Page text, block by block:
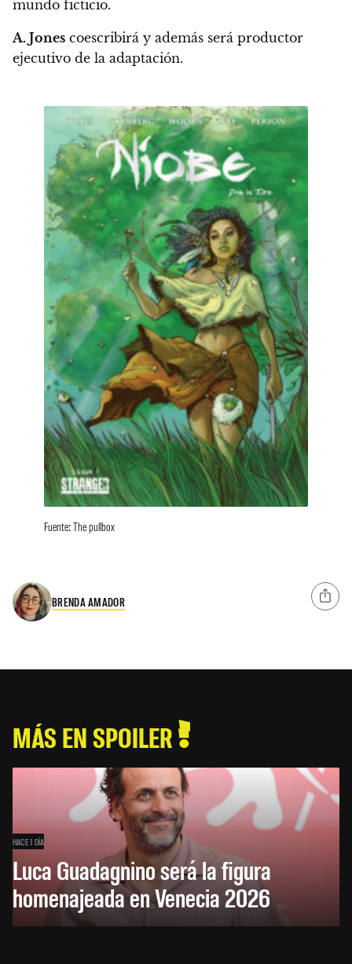
mundo ficticio.
A. Jones coescribirá y además será productor
ejecutivo de la adaptación.
Fuente: The pullbox
BRENDA AMADOR
MÁS EN SPOILER
HACE 1 DÍA
Luca Guadagnino será la figura
homenajeada en Venecia 2026